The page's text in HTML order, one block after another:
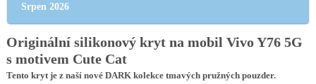
Srpen 2026
Originální silikonový kryt na mobil Vivo Y76 5G
s motivem Cute Cat
Tento kryt je z naší nové DARK kolekce tmavých pružných pouzder.